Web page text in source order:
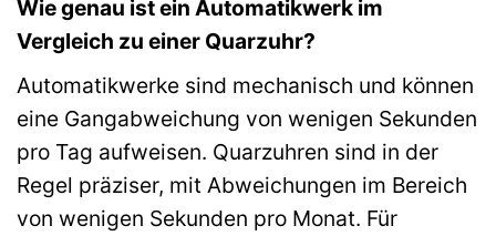
Wie genau ist ein Automatikwerk im
Vergleich zu einer Quarzuhr?
Automatikwerke sind mechanisch und können
eine Gangabweichung von wenigen Sekunden
pro Tag aufweisen. Quarzuhren sind in der
Regel präziser, mit Abweichungen im Bereich
von wenigen Sekunden pro Monat. Für